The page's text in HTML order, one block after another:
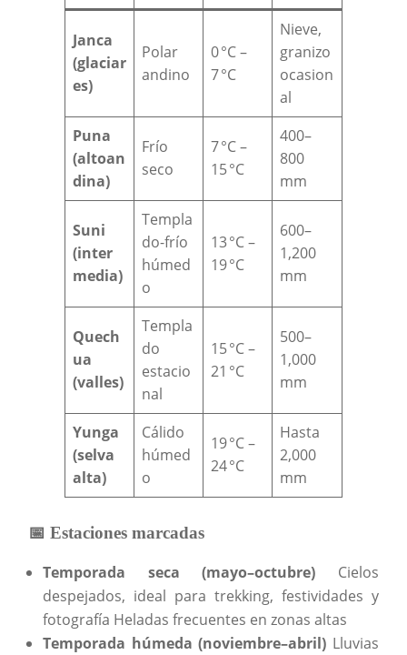
Janca
(glaciar
es)
Polar
andino
0 °C –
7 °C
Nieve,
granizo
ocasion
al
Puna
(altoan
dina)
Frío
seco
7 °C –
15 °C
400–
800
mm
Suni
(inter
media)
Templa
do-frío
húmed
o
13 °C –
19 °C
600–
1,200
mm
Quech
ua
(valles)
Templa
do
estacio
nal
15 °C –
21 °C
500–
1,000
mm
Yunga
(selva
alta)
Cálido
húmed
o
19 °C –
24 °C
Hasta
2,000
mm
📅 Estaciones marcadas
Temporada seca (mayo–octubre) Cielos
despejados, ideal para trekking, festividades y
fotografía Heladas frecuentes en zonas altas
Temporada húmeda (noviembre–abril) Lluvias